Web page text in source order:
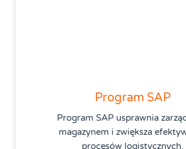
Program SAP
Program SAP usprawnia
magazynem i zwiększa
procesów logistycznych.